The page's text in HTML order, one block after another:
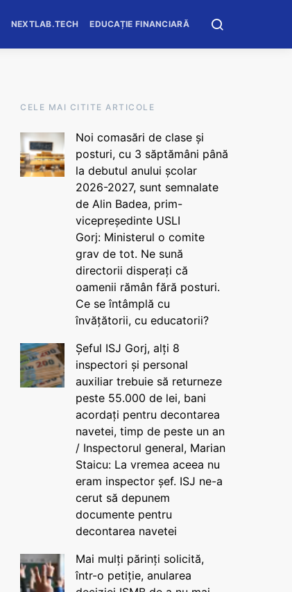
NEXTLAB.TECH EDUCAȚIE FINANCIARĂ
CELE MAI CITITE ARTICOLE
Noi comasări de clase și
posturi, cu 3 săptămâni până
la debutul anului școlar
2026-2027, sunt semnalate
de Alin Badea, prim-
vicepreședinte USLI
Gorj: Ministerul o comite
grav de tot. Ne sună
directorii disperați că
oamenii rămân fără posturi.
Ce se întâmplă cu
învățătorii, cu educatorii?
Șeful ISJ Gorj, alți 8
inspectori și personal
auxiliar trebuie să returneze
peste 55.000 de lei, bani
acordați pentru decontarea
navetei, timp de peste un an
/ Inspectorul general, Marian
Staicu: La vremea aceea nu
eram inspector șef. ISJ ne-a
cerut să depunem
documente pentru
decontarea navetei
Mai mulți părinți solicită,
într-o petiție, anularea